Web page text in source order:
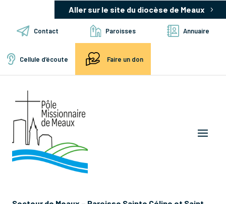
Aller sur le site du diocèse de Meaux
Contact Paroisses Annuaire
Cellule d’écoute Faire un don